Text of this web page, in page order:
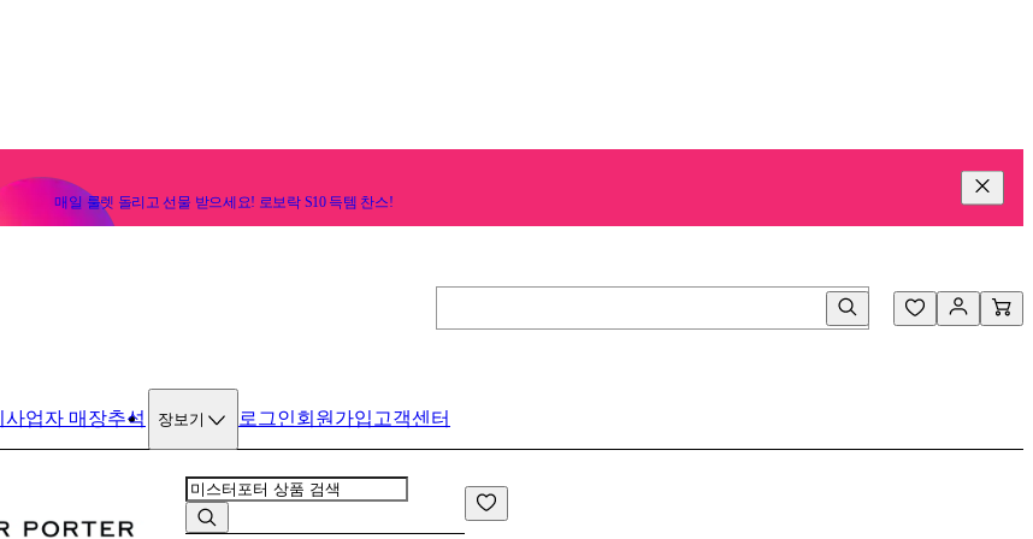
매일 룰렛 돌리고 선물 받으세요! 로보락 S10 득템 찬스!
사업자 매장추석 장보기 로그인회원가입 고객센터